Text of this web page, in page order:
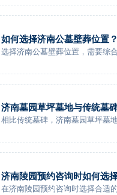
园，这里不仅是一个逝者安息的
一个生者缅怀和寄托哀思的温馨
如何选择济南公墓壁葬位置
事项？
选择济南公墓壁葬位置，需要综
扫需求等多个方面。一个合适的
能够方便家属长期祭扫，也能够
济南墓园草坪墓地与传统墓
独特优势？
相比传统墓碑，济南墓园草坪墓
面具有明显优势。它不仅顺应了
趋势，也为家属提供了更加舒适
济南陵园预约咨询时如何选
地？
在济南陵园预约咨询时选择合适